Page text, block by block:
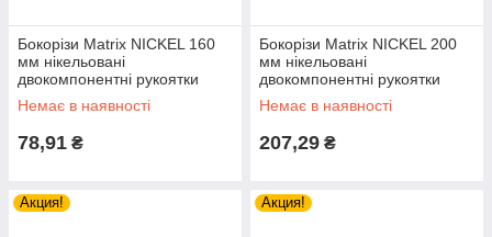
Бокорізи Matrix NICKEL 160
мм нікельовані
двокомпонентні рукоятки
(17520)
Немає в наявності
78,91 ₴
Бокорізи Matrix NICKEL 200
мм нікельовані
двокомпонентні рукоятки
(175249)
Немає в наявності
207,29 ₴
Акция! Акция!